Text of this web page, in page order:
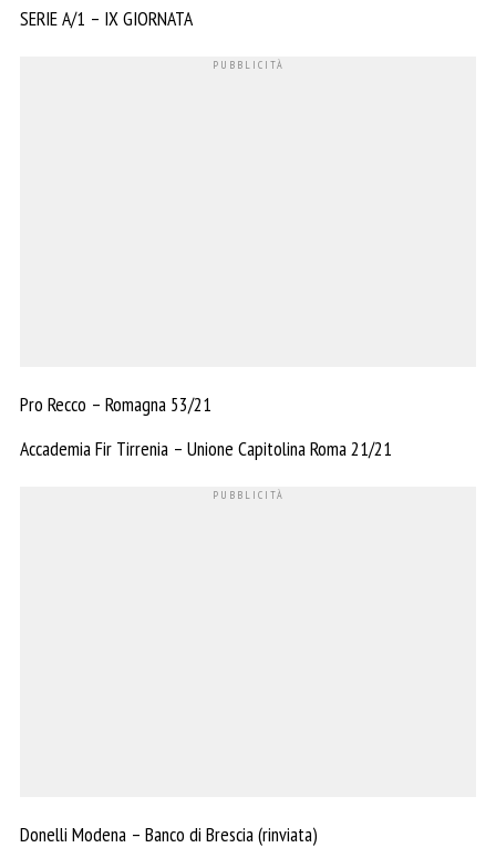
SERIE A/1 – IX GIORNATA
Pro Recco – Romagna 53/21
Accademia Fir Tirrenia – Unione Capitolina Roma 21/21
Donelli Modena – Banco di Brescia (rinviata)